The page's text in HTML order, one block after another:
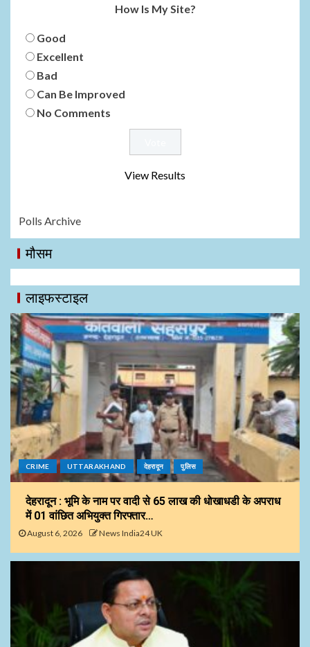
How Is My Site?
Good
Excellent
Bad
Can Be Improved
No Comments
View Results
Polls Archive
मौसम
लाइफस्टाइल
CRIME UTTARAKHAND देहरादून पुलिस
देहरादून : भूमि के नाम पर वादी से 65 लाख की धोखाधडी के अपराध
में 01 वांछित अभियुक्त गिरफ्तार…
August 6, 2026 News India24 UK